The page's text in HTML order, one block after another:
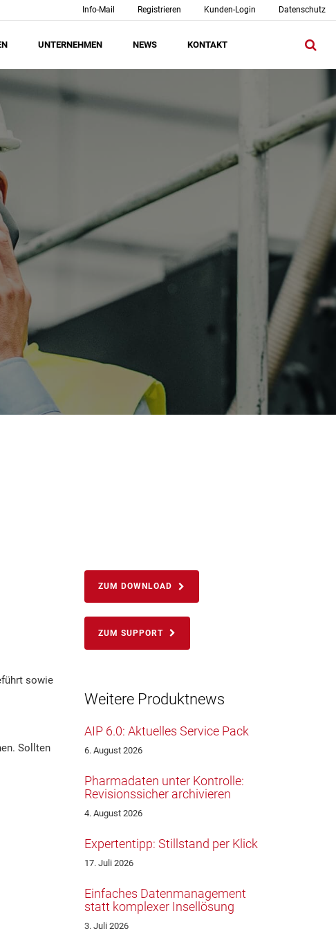
Info-Mail Registrieren Kunden-Login Datenschutz
UNTERNEHMEN NEWS KONTAKT
sowie
Sollten
ZUM DOWNLOAD
ZUM SUPPORT
Weitere Produktnews
AIP 6.0: Aktuelles Service Pack
6. August 2026
Pharmadaten unter Kontrolle:
Revisionssicher archivieren
4. August 2026
Expertentipp: Stillstand per Klick
17. Juli 2026
Einfaches Datenmanagement
statt komplexer Insellösung
3. Juli 2026